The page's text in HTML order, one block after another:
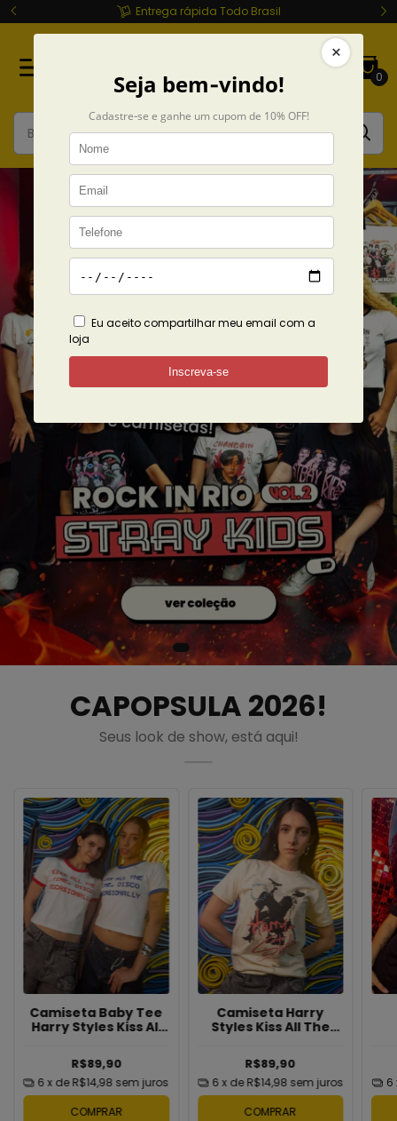
Entrega rápida Todo Brasil
0
CAPOPSULA 2026!
Seus look de show, está aqui!
Camiseta Baby Tee
Harry Styles Kiss All
Ocassionally Frase
R$89,90
6x deR$14,98 sem juros
COMPRAR
Camiseta Harry
Styles Kiss All The
Occasionally
R$89,90
6x deR$14,98 sem juros
COMPRAR
6